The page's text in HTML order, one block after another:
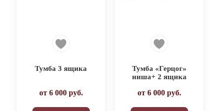
Тумба 3 ящика
от 6 000руб.
Тумба «Герцог»
ниша+ 2 ящика
от 6 000руб.